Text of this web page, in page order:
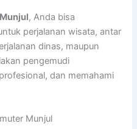
, Anda bisa
perjalanan wisata, antar
dinas, maupun
pengemudi
dan memahami
Munjul